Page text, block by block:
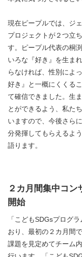
現在ピープルでは、ジ
プロジェクトが２つ立
す。ピープル代表の桐
いろな『好き』を生ま
らなければ、性別によ
好き』と一概にくくる
て確信できました。生
とができるよう、私た
いますので、今後さら
分発揮してもらえるよ
語ります。
２カ月間集中コン
開始
「こどもSDGsプログ
おり、最初の２カ月間
課題を見定めてチーム